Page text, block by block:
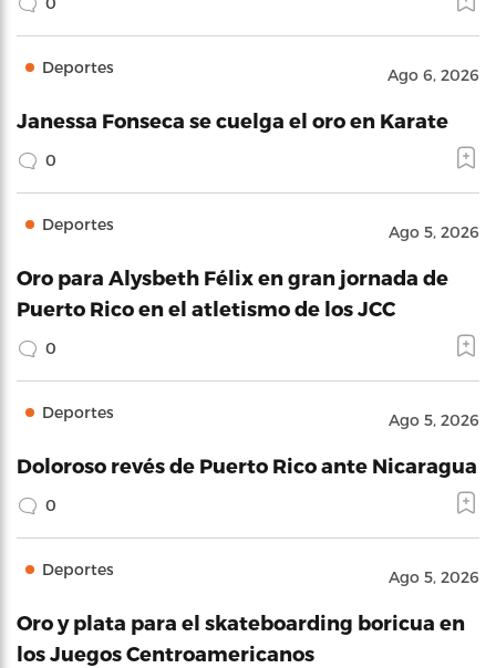
Deportes Ago 6, 2026
Janessa Fonseca se cuelga el oro en Karate
0
Deportes Ago 5, 2026
Oro para Alysbeth Félix en gran jornada de
Puerto Rico en el atletismo de los JCC
0
Deportes Ago 5, 2026
Doloroso revés de Puerto Rico ante Nicaragua
0
Deportes Ago 5, 2026
Oro y plata para el skateboarding boricua en
los Juegos Centroamericanos